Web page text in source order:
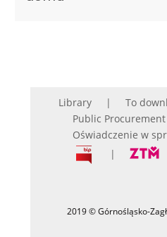
Library
To
Public Procurement
Oświadczenie w
2019 © Górnośląsko-